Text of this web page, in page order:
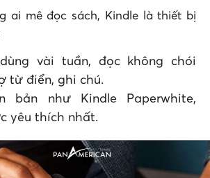
ai mê đọc sách, Kindle là thiết bị
vài tuần, đọc không chói
từ điển, ghi chú.
bản như Kindle Paperwhite,
yêu thích nhất.